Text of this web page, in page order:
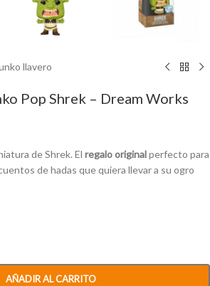
llavero
Pop Shrek – Dream Works
de Shrek. El regalo originalperfecto para
de hadas que quiera llevar a su ogro
AÑADIR AL CARRITO